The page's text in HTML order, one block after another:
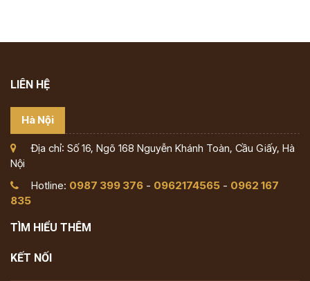
LIÊN HỆ
Hà Nội
Địa chỉ: Số 16, Ngõ 168 Nguyễn Khánh Toàn, Cầu Giấy, Hà
Nội
Hotline: 0987 399 376 - 0962174565 - 0962 167
835
TÌM HIỂU THÊM
KẾT NỐI